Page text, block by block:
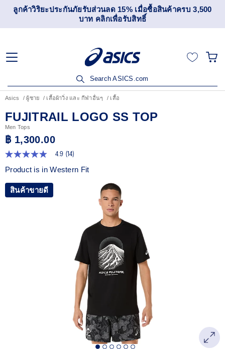
ลูกค้าวิริยะประกันภัยรับส่วนลด 15% เมื่อซื้อสินค้าครบ 3,500
บาท คลิกเพื่อรับสิทธิ์
Search ASICS.com
Asics ผู้ชาย เสื้อผ้าวิ่ง และ กีฬาอื่นๆ เสื้อ
FUJITRAIL LOGO SS TOP
Men Tops
฿ 1,300.00
4.9
จาก
5
ดาว
ค่า
คะแนน
4.9 (14)
Product is in Western Fit
สินค้าขายดี